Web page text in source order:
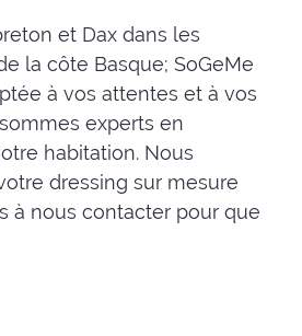
et Dax dans les
la côte Basque; SoGeMe
à vos attentes et à vos
experts en
habitation. Nous
dressing sur mesure
à nous contacter pour que